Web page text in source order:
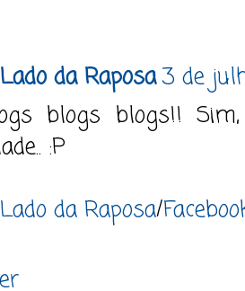
da Raposa3 de
blogs blogs!!
:P
da Raposa/